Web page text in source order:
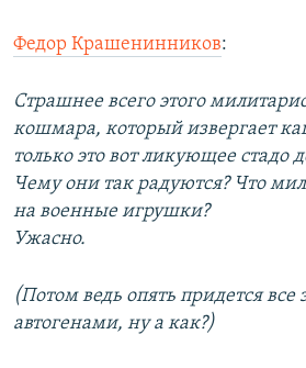
Федор Крашенинников:
Страшнее всего этого
кошмара, который извергает
только это вот ликующее стадо
Чему они так радуются? Что
на военные игрушки?
Ужасно.
(Потом ведь опять придется все
автогенами, ну а как?)